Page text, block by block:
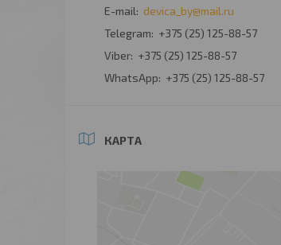
devica_by@mail.ru
+375 (25) 125-88-57
+375 (25) 125-88-57
+375 (25) 125-88-57
КАРТА